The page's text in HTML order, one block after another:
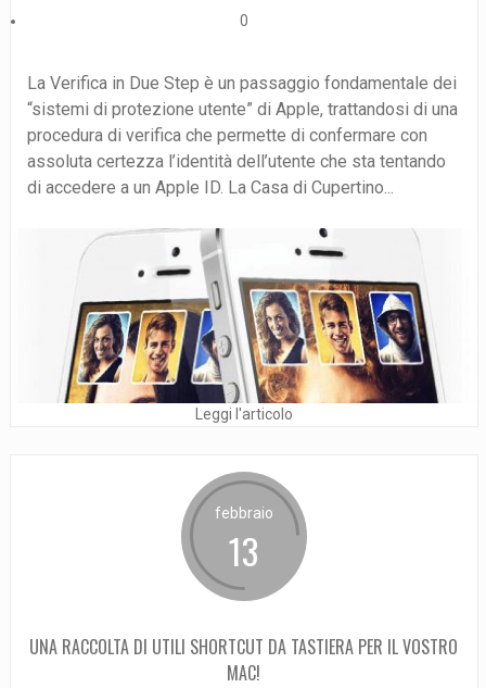
0
La Verifica in Due Step è un passaggio fondamentale dei
“sistemi di protezione utente” di Apple, trattandosi di una
procedura di verifica che permette di confermare con
assoluta certezza l’identità dell’utente che sta tentando
di accedere a un Apple ID. La Casa di Cupertino...
Leggi l'articolo
febbraio
13
UNA RACCOLTA DI UTILI SHORTCUT DA TASTIERA PER IL VOSTRO
MAC!